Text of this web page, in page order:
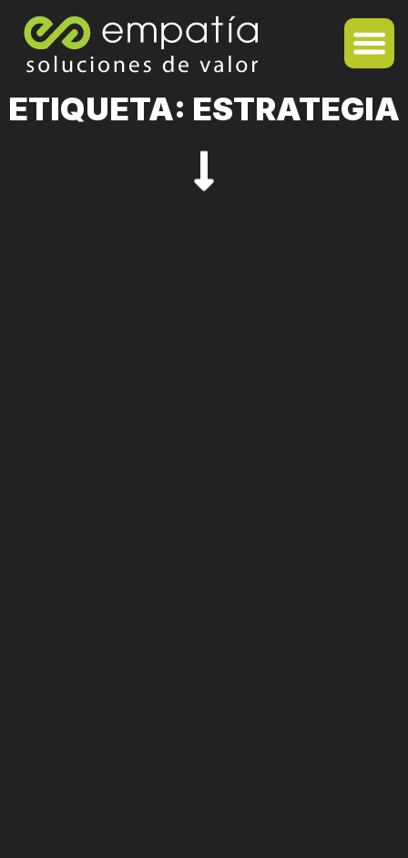
ETIQUETA: ESTRATEGIA